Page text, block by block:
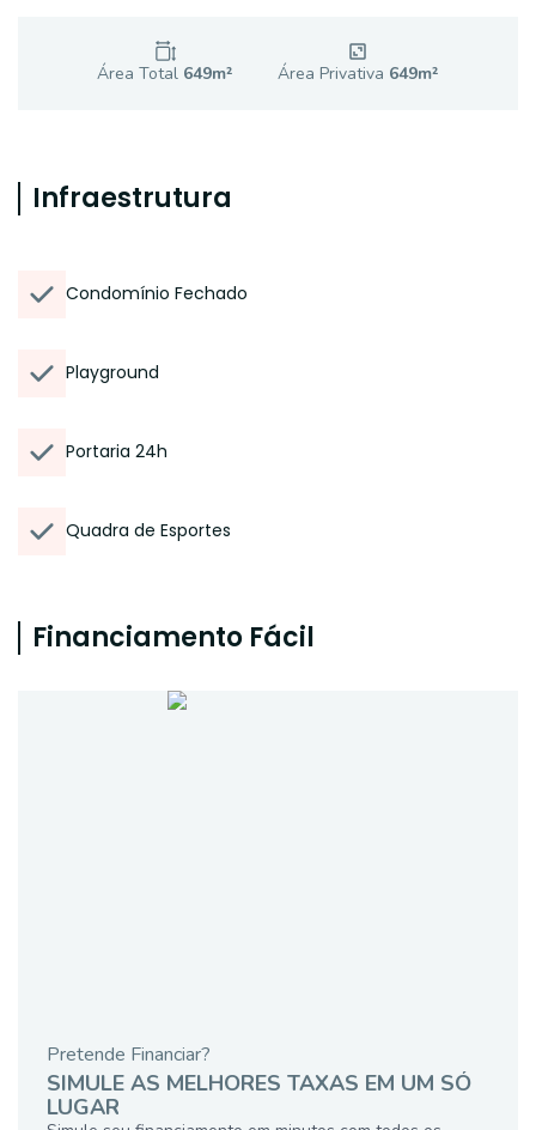
Área Total 649m² Área Privativa 649m²
Infraestrutura
Condomínio Fechado
Playground
Portaria 24h
Quadra de Esportes
Financiamento Fácil
Pretende Financiar?
SIMULE AS MELHORES TAXAS EM UM SÓ
LUGAR